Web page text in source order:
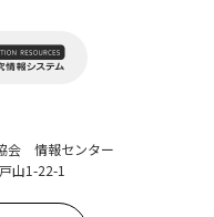
会 情報センター
山1-22-1